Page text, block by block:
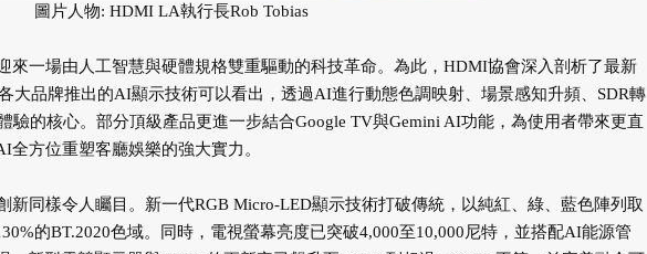
圖片人物: HDMI LA執行長Rob Tobias
一場由人工智慧與硬體規格雙重驅動的科技革命。為此，HDMI協會深入剖析了最新
大品牌推出的AI顯示技術可以看出，透過AI進行動態色調映射、場景感知升頻、SDR轉
驗的核心。部分頂級產品更進一步結合Google TV與Gemini AI功能，為使用者帶來更直
方位重塑客廳娛樂的強大實力。
同樣令人矚目。新一代RGB Micro-LED顯示技術打破傳統，以純紅、綠、藍色陣列取
的BT.2020色域。同時，電視螢幕亮度已突破4,000至10,000尼特，並搭配AI能源管